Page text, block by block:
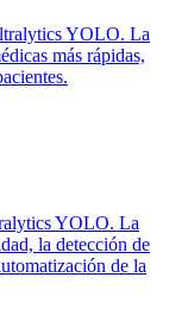
YOLO. La
más rápidas,
YOLO. La
la detección de
de la